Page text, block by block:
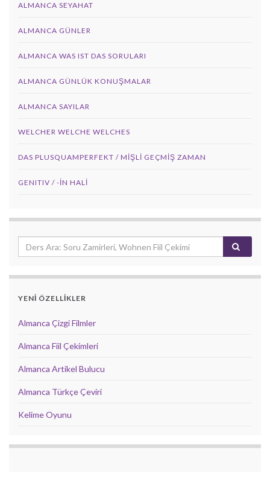
ALMANCA SEYAHAT
ALMANCA GÜNLER
ALMANCA WAS IST DAS SORULARI
ALMANCA GÜNLÜK KONUŞMALAR
ALMANCA SAYILAR
WELCHER WELCHE WELCHES
DAS PLUSQUAMPERFEKT / MİŞLİ GEÇMİŞ ZAMAN
GENITIV / -İN HALİ
YENİ ÖZELLİKLER
Almanca Çizgi Filmler
Almanca Fiil Çekimleri
Almanca Artikel Bulucu
Almanca Türkçe Çeviri
Kelime Oyunu